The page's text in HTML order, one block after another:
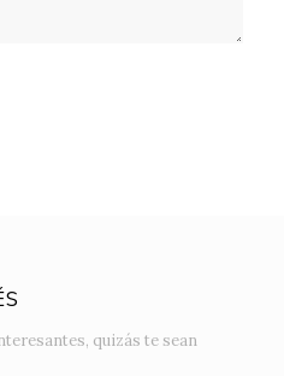
quizás te sean